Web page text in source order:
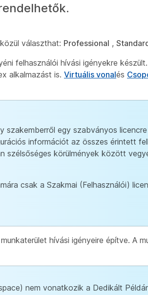
választhat: Professional ,
felhasználói hívási igényekre
alkalmazást is. Virtuális vonalés
szakemberről egy szabványos
információt az összes érintett
szélsőséges körülmények között
csak a Szakmai (Felhasználói)
hívási igényeire építve. A
nem vonatkozik a Dedikált